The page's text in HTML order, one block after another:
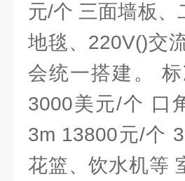
元/个 三面墙板
地毯、220V()交
会统一搭建。
3000美元/个 口
3m 13800元/个
花篮、饮水机等